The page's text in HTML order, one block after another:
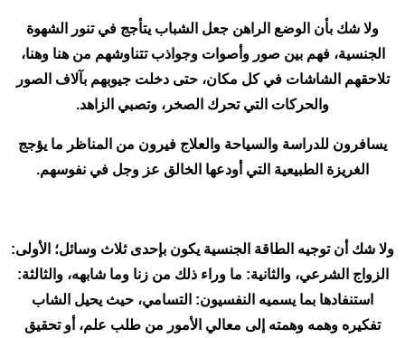
ولا شك بأن الوضع الراهن جعل الشباب يتأجج في تنور الشهوة
الجنسية، فهم بين صور وأصوات وجواذب تتناوشهم من هنا وهنا،
تلاحقهم الشاشات في كل مكان، حتى دخلت جيوبهم بآلاف الصور
والحركات التي تحرك الصخر، وتصبي الزاهد.
يسافرون للدراسة والسياحة والعلاج فيرون من المناظر ما يؤجج
الغريزة الطبيعية التي أودعها الخالق عز وجل في نفوسهم.
ولا شك أن توجيه الطاقة الجنسية يكون بإحدى ثلاث وسائل؛ الأولى:
الزواج الشرعي، والثانية: ما وراء ذلك من زنا وما شابهه، والثالثة:
استنفادها بما يسميه النفسيون: التسامي، حيث يحيل الشاب
تفكيره وهمه وهمته إلى معالي الأمور من طلب علم، أو تحقيق